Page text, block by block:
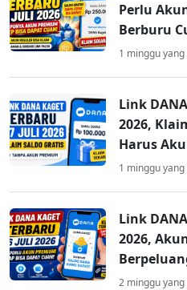
Perlu
Berburu
1 minggu
Link
2026,
Harus
1 minggu
Link
2026,
2 minggu